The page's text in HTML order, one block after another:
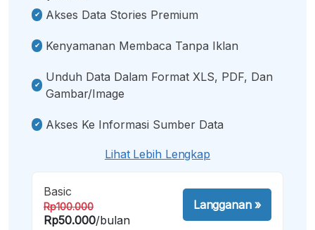
Akses Data Stories Premium
Kenyamanan Membaca Tanpa Iklan
Unduh Data Dalam Format XLS, PDF, Dan
Gambar/image
Akses Ke Informasi Sumber Data
Lihat Lebih Lengkap
Basic
Rp100.000
Rp50.000/bulan
Langganan»